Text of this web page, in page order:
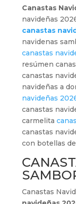
Canastas
navideñas
canastas
navidenas
canastas
resúmen
canastas
navideñas a
navideñas
canastas
carmelita
canastas
con botellas
Canastas